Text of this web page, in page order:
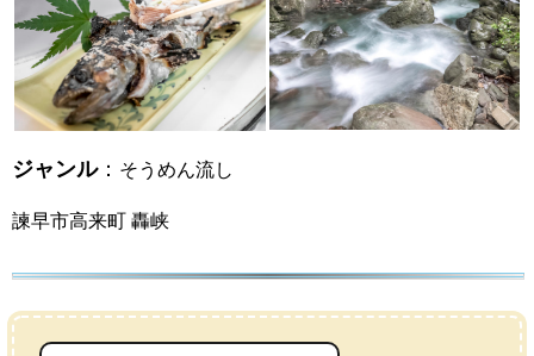
ジャンル： そうめん流し
諫早市高来町 轟峡